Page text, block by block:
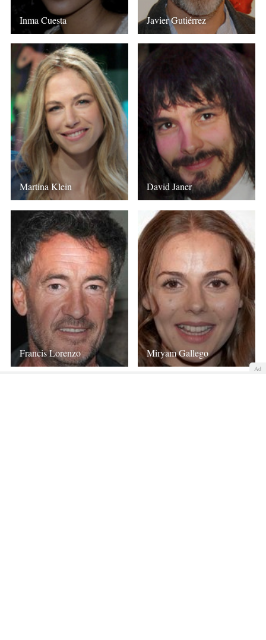
Inma Cuesta Javier Gutiérrez
Martina Klein David Janer
Francis Lorenzo Miryam Gallego
Ad